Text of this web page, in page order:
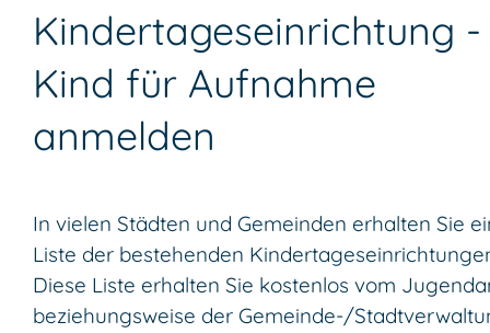
Kindertageseinrichtung -
Kind für Aufnahme
anmelden
In vielen Städten und Gemeinden erhalten Sie
Liste der bestehenden
Diese Liste erhalten Sie kostenlos vom
beziehungsweise der Gemeinde-/